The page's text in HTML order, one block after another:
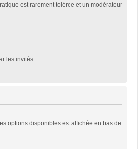
est rarement tolérée et un modérateur
les invités.
options disponibles est affichée en bas de